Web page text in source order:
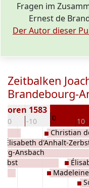
Fragen im
Ernest de
Der Autor dieser
Zeitbalken
Brandebourg-
-20 -10 0 10
1583
Ansbach
Élisabeth d'Anhalt-
Christian